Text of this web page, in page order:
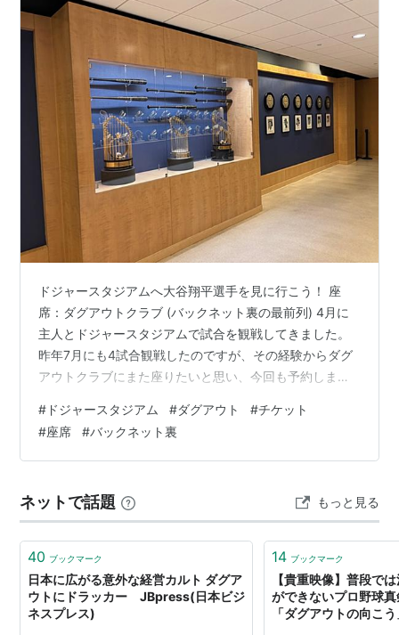
ドジャースタジアムへ大谷翔平選手を見に行こう！ 座
席：ダグアウトクラブ (バックネット裏の最前列) 4月に
主人とドジャースタジアムで試合を観戦してきました。
昨年7月にも4試合観戦したのですが、その経験からダグ
アウトクラブにまた座りたいと思い、今回も予約しまし
です。もしお暇でしたら昨年のブログをご参照くださ
い。 ①パビリオンの最前列(外野席) ②フィールドボッ
クスMVP(1階内野席） ③ダグアウトクラブの最前列(バ
3階の間) ドジャースタジアムダグアウトクラブ サイン
ダグア…
# ドジャースタジアム #ダグアウト #チケット
#座席 #バックネット裏
ネットで話題 もっと見る
40 ブックマーク
日本に広がる意外な経営カルト ダグア
ウトにドラッカー JBpress(日本ビジ
ネスプレス)
14 ブックマーク
【貴重映像】普段で
ができないプロ野球
「ダグアウトの向こ